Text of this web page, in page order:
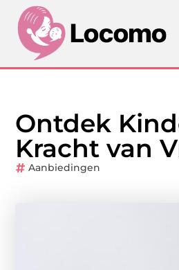
Ontdek
Kracht van
Aanbiedingen